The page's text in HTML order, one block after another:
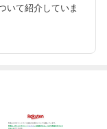
いて紹介していま